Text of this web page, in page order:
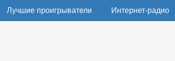
Лучшие проигрыватели Интернет-радио